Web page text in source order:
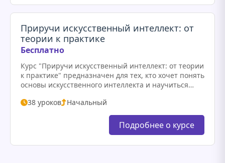
Приручи искусственный интеллект: от
теории к практике
Бесплатно
Курс "Приручи искусственный интеллект: от теории
к практике" предназначен для тех, кто хочет понять
основы искусственного интеллекта и научиться
участники познакомятся с…
38 уроков Начальный
Подробнее о курсе